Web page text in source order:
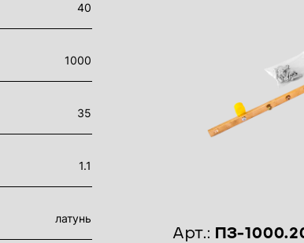
идентификаторы
Арт.: ПЗ-
40
1000
35
1.1
латунь